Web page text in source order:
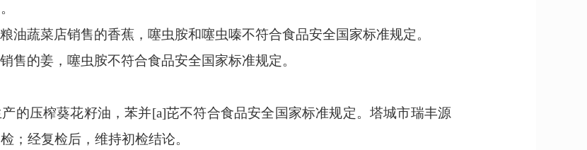
油蔬菜店销售的香蕉，噻虫胺和噻虫嗪不符合食品安全国家标准规定。
销售的姜，噻虫胺不符合食品安全国家标准规定。
的压榨葵花籽油，苯并[a]芘不符合食品安全国家标准规定。塔城市瑞丰源
；经复检后，维持初检结论。